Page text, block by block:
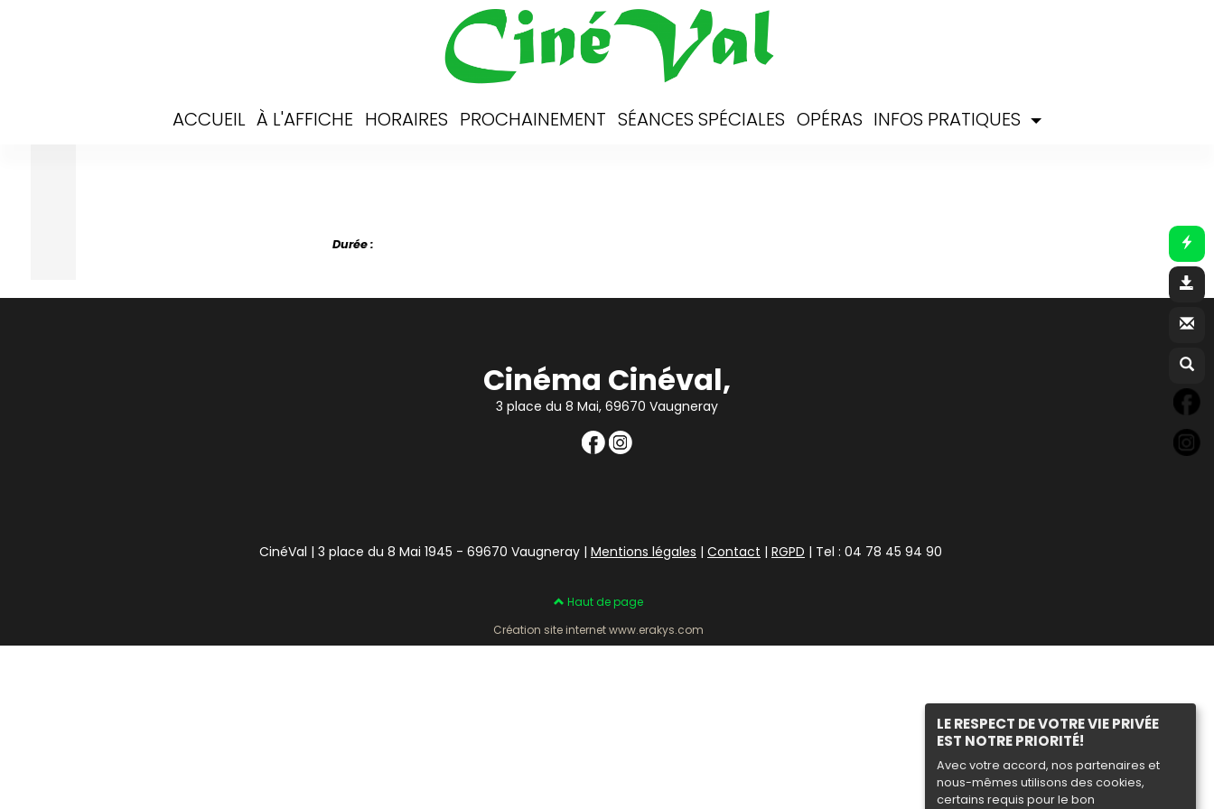
LE RESPECT DE VOTRE VIE PRIVÉE
EST NOTRE PRIORITÉ!
Avec votre accord, nos partenaires et
nous-mêmes utilisons des cookies,
certains requis pour le bon
ACCUEIL À L'AFFICHE HORAIRES PROCHAINEMENT SÉANCES SPÉCIALES OPÉRAS INFOS PRATIQUES
Durée :
Cinéma Cinéval,
3 place du 8 Mai, 69670 Vaugneray
CinéVal | 3 place du 8 Mai 1945 - 69670 Vaugneray | Mentions légales | Contact | RGPD | Tel : 04 78 45 94 90
Haut de page
Création site internet www.erakys.com